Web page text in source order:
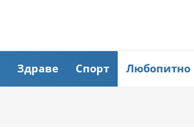
Здраве Спорт Любопитно